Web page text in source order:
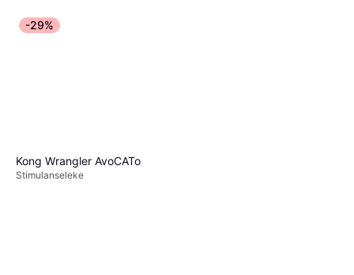
-29%
Kong Wrangler AvoCATo
Stimulanseleke